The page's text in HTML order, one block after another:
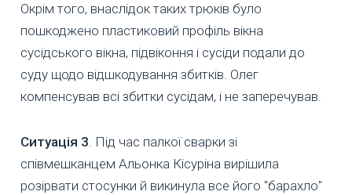
Окрім того, внаслідок таких трюків було
пошкоджено пластиковий профіль вікна
сусідського вікна, підвіконня і сусіди подали до
суду щодо відшкодування збитків. Олег
компенсував всі збитки сусідам, і не заперечував.
Ситуація 3. Під час палкої сварки зі
співмешканцем Альонка Кісуріна вирішила
розірвати стосунки й викинула все його "барахло"